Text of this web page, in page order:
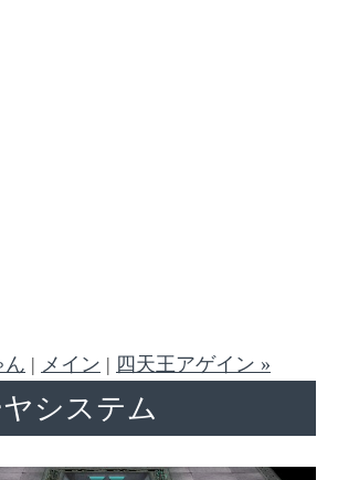
ん | メイン | 四天王アゲイン »
システム